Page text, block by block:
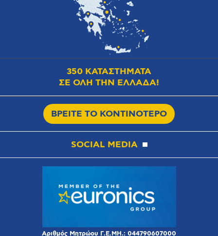
350 ΚΑΤΑΣΤΗΜΑΤΑ
ΣΕ ΟΛΗ ΤΗΝ ΕΛΛΑΔΑ!
ΒΡΕΙΤΕ ΤΟ ΚΟΝΤΙΝΟΤΕΡΟ
SOCIAL MEDIA